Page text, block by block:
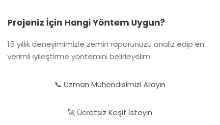
Projeniz İçin Hangi Yöntem Uygun?
15 yıllık deneyimimizle zemin raporunuzu analiz edip en
verimli iyileştirme yöntemini belirleyelim.
📞 Uzman Mühendisimizi Arayın
🚀 Ücretsiz Keşif İsteyin